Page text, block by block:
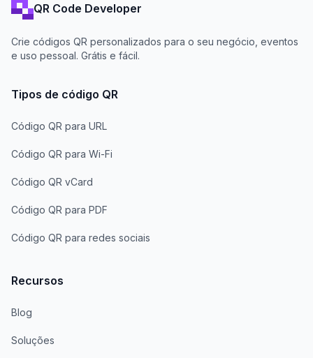
QR Code Developer
Crie códigos QR personalizados para o seu negócio, eventos
e uso pessoal. Grátis e fácil.
Tipos de código QR
Código QR para URL
Código QR para Wi-Fi
Código QR vCard
Código QR para PDF
Código QR para redes sociais
Recursos
Blog
Soluções